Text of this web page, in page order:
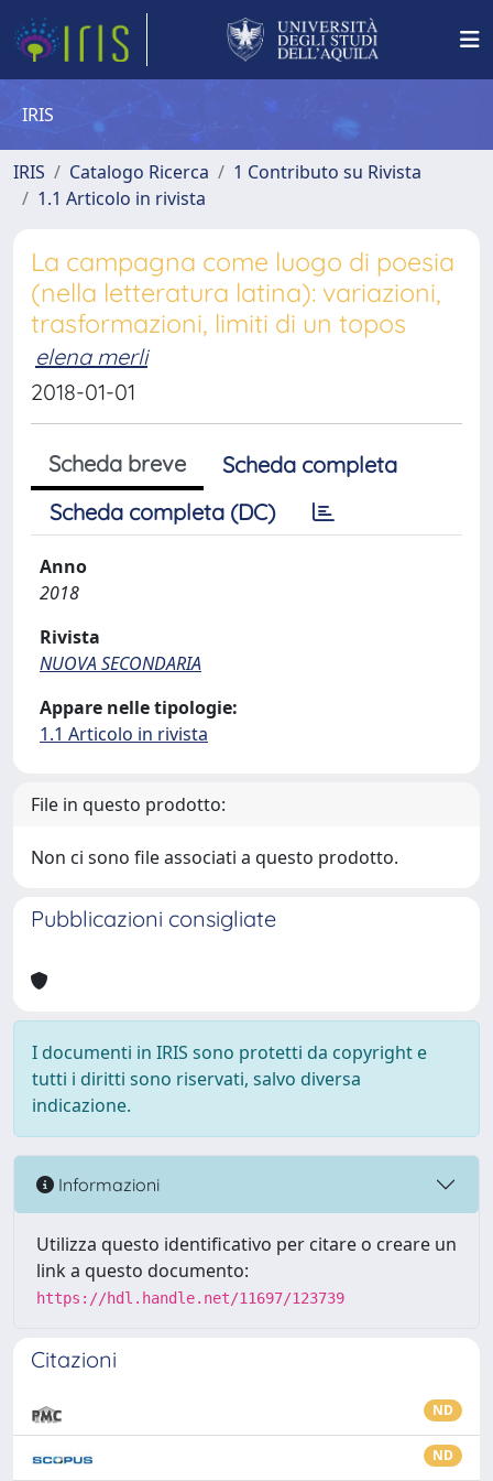
IRIS
IRIS Catalogo Ricerca
1 Contributo su Rivista
1.1 Articolo in rivista
La campagna come luogo di poesia
(nella letteratura latina): variazioni,
trasformazioni, limiti di un topos
elena merli
2018-01-01
Scheda breve
Scheda completa
Scheda completa (DC)
Anno
2018
Rivista
NUOVA SECONDARIA
Appare nelle tipologie:
1.1 Articolo in rivista
File in questo prodotto:
Non ci sono file associati a questo prodotto.
Pubblicazioni consigliate
I documenti in IRIS sono protetti da copyright e
tutti i diritti sono riservati, salvo diversa
indicazione.
Informazioni
Utilizza questo identificativo per citare o creare un
link a questo documento:
https://hdl.handle.net/11697/123739
Citazioni
ND
ND